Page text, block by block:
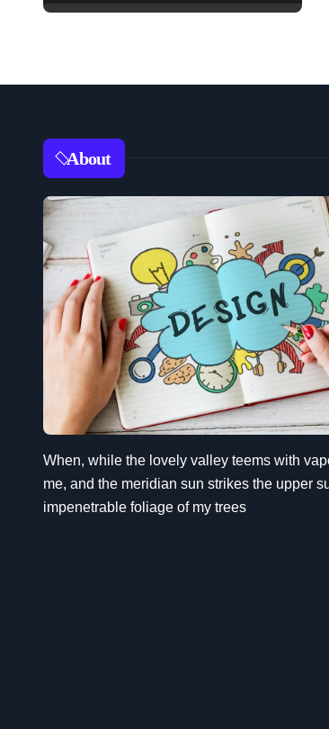
பாரதியார் சிறந்த
வாசகங்கள்
About
When, while the lovely valley teems with
me, and the meridian sun strikes the upper
impenetrable foliage of my trees